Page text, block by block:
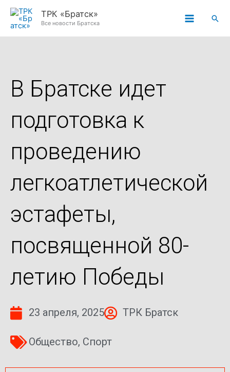
Перейти
ТРК «Братск»
Все новости Братска
В Братске идет
подготовка к
проведению
легкоатлетической
эстафеты,
посвященной 80-
летию Победы
23 апреля, 2025 ТРК Братск
Общество, Спорт